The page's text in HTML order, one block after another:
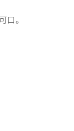
口。